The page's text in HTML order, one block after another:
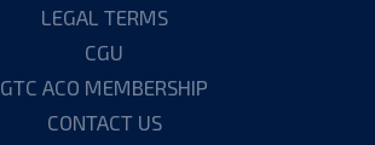
LEGAL TERMS
CGU
GTC ACO MEMBERSHIP
CONTACT US